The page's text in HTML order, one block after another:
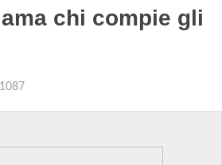
chi compie gli
1087